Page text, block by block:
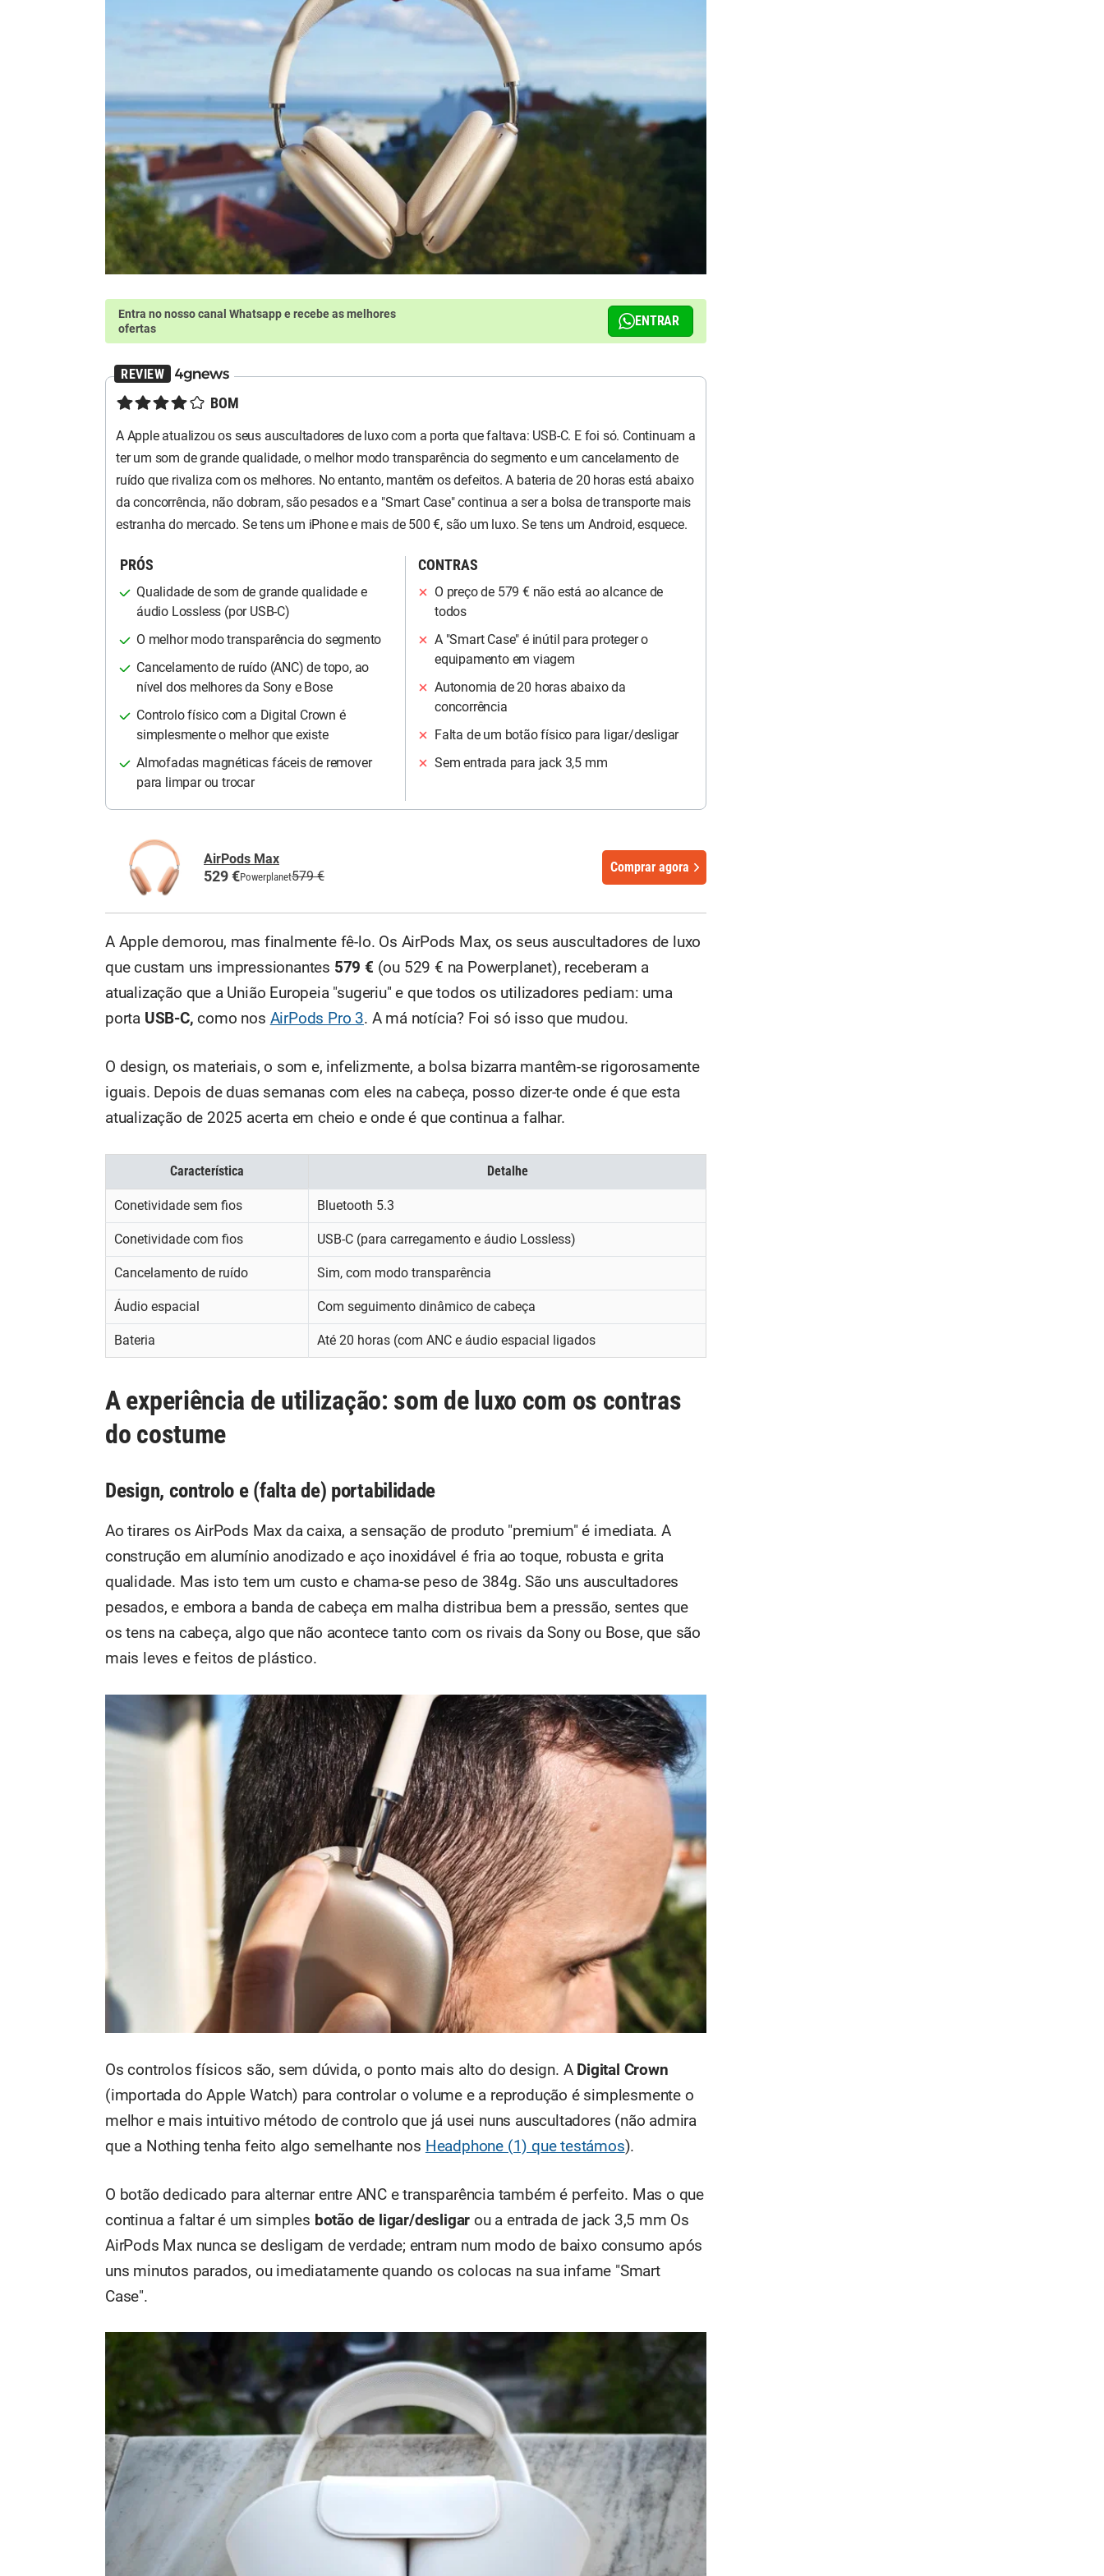
Entra no nosso canal Whatsappe recebe as melhores
ofertas
ENTRAR
★★★★☆ BOM
A Apple atualizou os seus auscultadores de luxo com a porta que faltava: USB-C. E foi só. Continuam a
ter um som de grande qualidade, o melhor modo transparência do segmento e um cancelamento de
ruído que rivaliza com os melhores. No entanto, mantêm os defeitos. A bateria de 20 horas está abaixo
da concorrência, não dobram, são pesados e a "Smart Case" continua a ser a bolsa de transporte mais
estranha do mercado. Se tens um iPhone e mais de 500 €, são um luxo. Se tens um Android, esquece.
PRÓS
Qualidade de som de grande qualidade e
áudio Lossless (por USB-C)
O melhor modo transparência do segmento
Cancelamento de ruído (ANC) de topo, ao
nível dos melhores da Sony e Bose
Controlo físico com a Digital Crown é
simplesmente o melhor que existe
Almofadas magnéticas fáceis de remover
para limpar ou trocar
CONTRAS
O preço de 579 € não está ao alcance de
todos
A "Smart Case" é inútil para proteger o
equipamento em viagem
Autonomia de 20 horas abaixo da
concorrência
Falta de um botão físico para ligar/desligar
Sem entrada para jack 3,5 mm
AirPods Max
529 €Powerplanet579 €
Comprar agora
A Apple demorou, mas finalmente fê-lo. Os AirPods Max, os seus auscultadores de luxo
que custam uns impressionantes 579 € (ou 529 € na Powerplanet), receberam a
atualização que a União Europeia "sugeriu" e que todos os utilizadores pediam: uma
porta USB-C,como nos AirPods Pro 3. A má notícia? Foi só isso que mudou.
O design, os materiais, o som e, infelizmente, a bolsa bizarra mantêm-se rigorosamente
iguais. Depois de duas semanas com eles na cabeça, posso dizer-te onde é que esta
atualização de 2025 acerta em cheio e onde é que continua a falhar.
Característica Detalhe
Conetividade sem fios Bluetooth 5.3
Conetividade com fios USB-C (para carregamento e áudio Lossless)
Cancelamento de ruído Sim, com modo transparência
Áudio espacial Com seguimento dinâmico de cabeça
Bateria Até 20 horas (com ANC e áudio espacial ligados
A experiência de utilização: som de luxo com os contras
do costume
Design, controlo e (falta de) portabilidade
Ao tirares os AirPods Max da caixa, a sensação de produto "premium" é imediata. A
construção em alumínio anodizado e aço inoxidável é fria ao toque, robusta e grita
qualidade. Mas isto tem um custo e chama-se peso de 384g. São uns auscultadores
pesados, e embora a banda de cabeça em malha distribua bem a pressão, sentes que
os tens na cabeça, algo que não acontece tanto com os rivais da Sony ou Bose, que são
mais leves e feitos de plástico.
Os controlos físicos são, sem dúvida, o ponto mais alto do design. A Digital Crown
(importada do Apple Watch) para controlar o volume e a reprodução é simplesmente o
melhor e mais intuitivo método de controlo que já usei nuns auscultadores (não admira
que a Nothing tenha feito algo semelhante nos Headphone (1) que testámos).
O botão dedicado para alternar entre ANC e transparência também é perfeito. Mas o que
continua a faltar é um simples botão de ligar/desligarou a entrada de jack 3,5 mm Os
AirPods Max nunca se desligam de verdade; entram num modo de baixo consumo após
uns minutos parados, ou imediatamente quando os colocas na sua infame "Smart
Case".